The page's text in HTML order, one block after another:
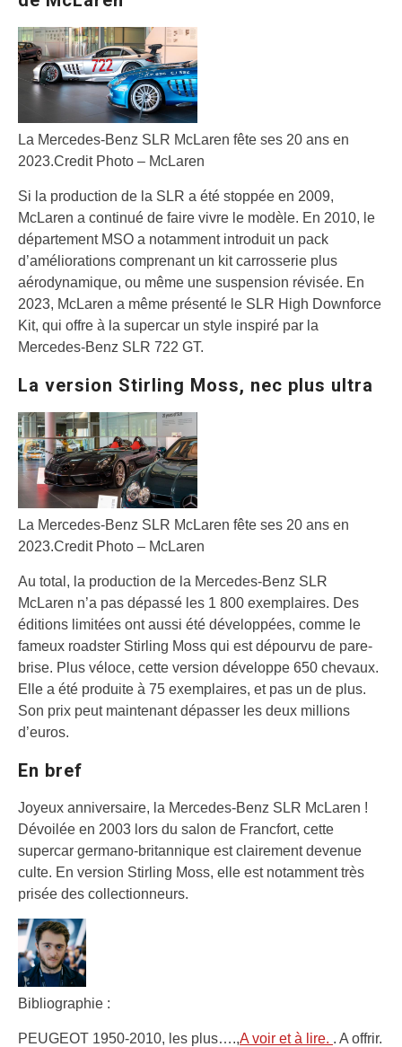
La Mercedes-Benz SLR McLaren fête ses 20 ans en
2023.Credit Photo – McLaren
Si la production de la SLR a été stoppée en 2009,
McLaren a continué de faire vivre le modèle. En 2010, le
département MSO a notamment introduit un pack
d’améliorations comprenant un kit carrosserie plus
aérodynamique, ou même une suspension révisée. En
2023, McLaren a même présenté le SLR High Downforce
Kit, qui offre à la supercar un style inspiré par la
Mercedes-Benz SLR 722 GT.
La version Stirling Moss, nec plus ultra
La Mercedes-Benz SLR McLaren fête ses 20 ans en
2023.Credit Photo – McLaren
Au total, la production de la Mercedes-Benz SLR
McLaren n’a pas dépassé les 1 800 exemplaires. Des
éditions limitées ont aussi été développées, comme le
fameux roadster Stirling Moss qui est dépourvu de pare-
brise. Plus véloce, cette version développe 650 chevaux.
Elle a été produite à 75 exemplaires, et pas un de plus.
Son prix peut maintenant dépasser les deux millions
d’euros.
En bref
Joyeux anniversaire, la Mercedes-Benz SLR McLaren !
Dévoilée en 2003 lors du salon de Francfort, cette
supercar germano-britannique est clairement devenue
culte. En version Stirling Moss, elle est notamment très
prisée des collectionneurs.
Bibliographie :
PEUGEOT 1950-2010, les plus….,A voir et à lire. . A offrir.